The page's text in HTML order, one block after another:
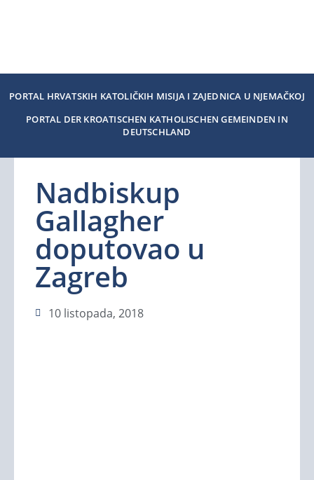
PORTAL HRVATSKIH KATOLIČKIH MISIJA I ZAJEDNICA U NJEMAČKOJ
PORTAL DER KROATISCHEN KATHOLISCHEN GEMEINDEN IN
DEUTSCHLAND
Nadbiskup
Gallagher
doputovao u
Zagreb
10 listopada, 2018